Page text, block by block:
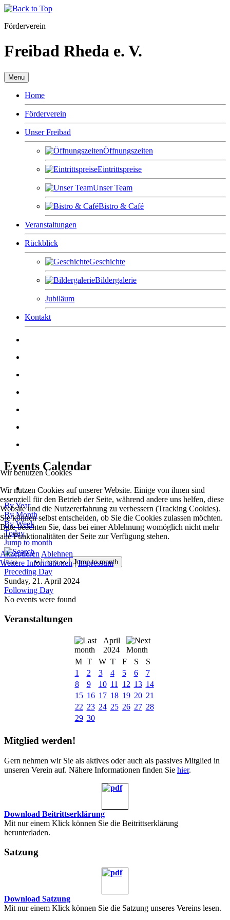
Förderverein
Freibad Rheda e. V.
Menu
Home
Förderverein
Unser Freibad
Öffnungszeiten
Eintrittspreise
Unser Team
Bistro & Café
Veranstaltungen
Rückblick
Geschichte
Bildergalerie
Jubiläum
Kontakt
Events Calendar
By Year
By Month
By Week
Today
Jump to month
Jump to month
Preceding Day
Sunday, 21. April 2024
Following Day
No events were found
Veranstaltungen
April
2024
M T W T F S
S
1
2 3 4 5 6
7
8
9 10 11 12 13 14
15 16 17 18 19 20 21
22 23 24 25 26 27 28
29 30
Mitglied werden!
Gern nehmen wir Sie als aktives oder auch als passives Mitglied in
unseren Verein auf. Nähere Informationen finden Sie hier.
Download Beitrittserklärung
Mit nur einem Klick können Sie die Beitrittserklärung
herunterladen.
Satzung
Download Satzung
Mit nur einem Klick können Sie die Satzung unseres Vereins lesen.
Wir benutzen Cookies
Wir nutzen Cookies auf unserer Website. Einige von ihnen sind
essenziell für den Betrieb der Seite, während andere uns helfen, diese
Website und die Nutzererfahrung zu verbessern (Tracking Cookies).
Sie können selbst entscheiden, ob Sie die Cookies zulassen möchten.
Bitte beachten Sie, dass bei einer Ablehnung womöglich nicht mehr
alle Funktionalitäten der Seite zur Verfügung stehen.
Akzeptieren Ablehnen
Weitere Informationen|Impressum